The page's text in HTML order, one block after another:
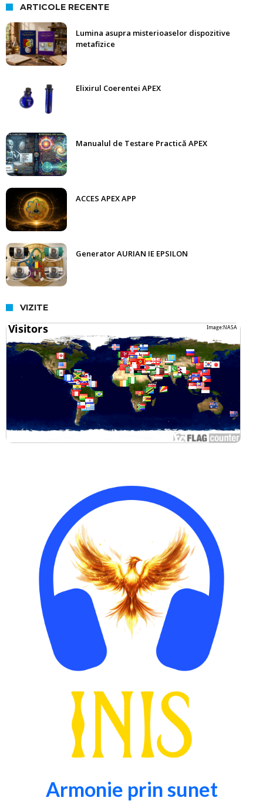
ARTICOLE RECENTE
Lumina asupra misterioaselor dispozitive
metafizice
Elixirul Coerentei APEX
Manualul de Testare Practică APEX
ACCES APEX APP
Generator AURIAN IE EPSILON
VIZITE
Armonie prin sunet